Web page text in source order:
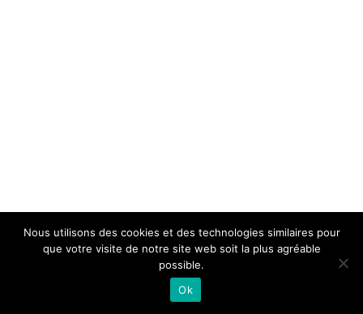
Nous utilisons des cookies et des technologies similaires pour
que votre visite de notre site web soit la plus agréable
possible.
Ok